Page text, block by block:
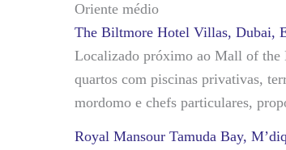
Oriente médio
The Biltmore Hotel Villas, Dubai,
Localizado próximo ao Mall of the
quartos com piscinas privativas,
mordomo e chefs particulares,
Royal Mansour Tamuda Bay,